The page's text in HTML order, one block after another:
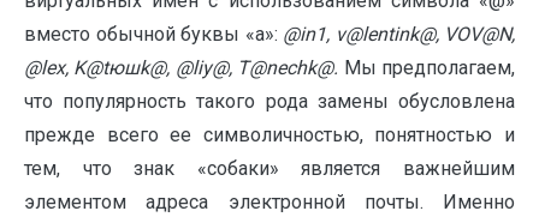
вместо обычной буквы «a»: @in1, v@lentink@, VOV@N,
@lex, K@tюшk@, @liy@, T@nechk@. Мы предполагаем,
что популярность такого рода замены обусловлена
прежде всего ее символичностью, понятностью и
тем, что знак «собаки» является важнейшим
элементом адреса электронной почты. Именно